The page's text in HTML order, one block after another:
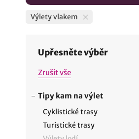
Výlety vlakem
Upřesněte výběr
Zrušit vše
Tipy kam na výlet
Cyklistické trasy
Turistické trasy